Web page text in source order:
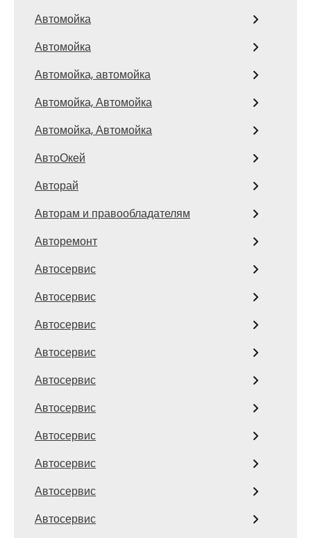
Автомойка
Автомойка
Автомойка, автомойка
Автомойка, Автомойка
Автомойка, Автомойка
АвтоОкей
Авторай
Авторам и правообладателям
Авторемонт
Автосервис
Автосервис
Автосервис
Автосервис
Автосервис
Автосервис
Автосервис
Автосервис
Автосервис
Автосервис